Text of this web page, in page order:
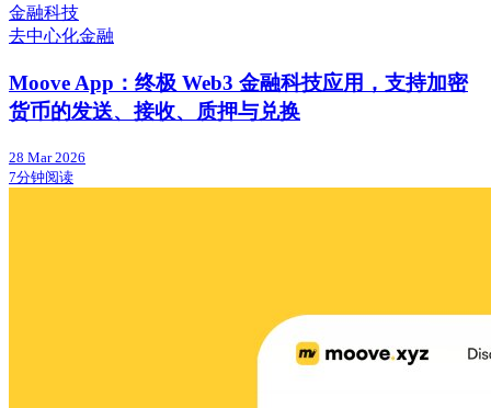
金融科技
去中心化金融
Moove App：终极 Web3 金融科技应用，支持加密
货币的发送、接收、质押与兑换
28 Mar 2026
7分钟阅读